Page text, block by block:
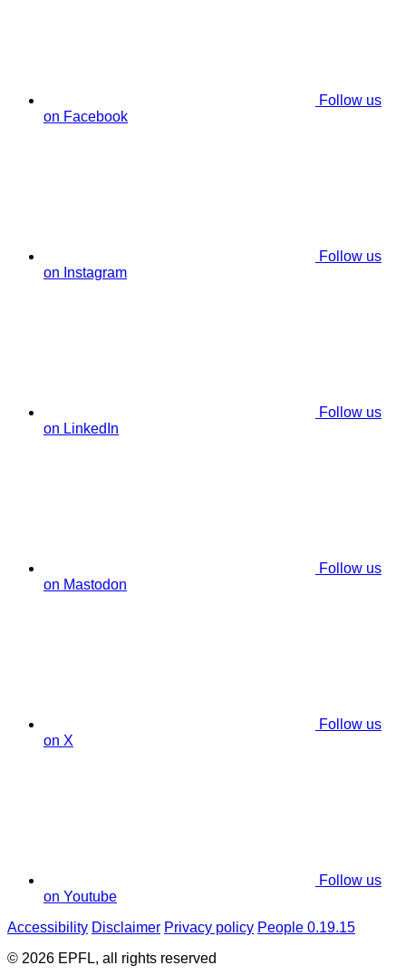
Follow us
on Facebook
Follow us
on Instagram
Follow us
on LinkedIn
Follow us
on Mastodon
Follow us
on X
Follow us
on Youtube
Accessibility Disclaimer Privacy policy People 0.19.15
© 2026 EPFL, all rights reserved